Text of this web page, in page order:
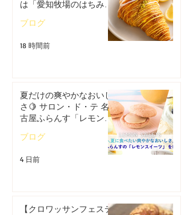
は「愛知牧場のはちみつ
ン」🥐
ブログ
18 時間前
夏だけの爽やかなおいし
さ🍋 サロン・ド・テ 名
古屋ふらんす「レモンス
ブログ
4 日前
【クロワッサンフェステ